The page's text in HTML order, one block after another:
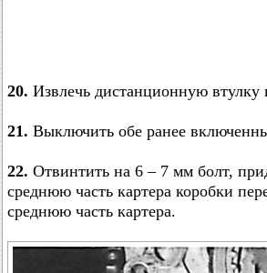
20. Извлечь дистанционную
21. Выключить обе ранее
22. Отвинтить на 6 – 7 мм болт,
среднюю часть картера коробки
среднюю часть картера.